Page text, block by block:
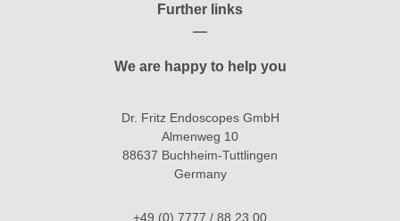
Further links
We are happy to help you
Dr. Fritz Endoscopes GmbH
Almenweg 10
88637 Buchheim-Tuttlingen
Germany
+49 (0) 7777 / 88 23 00